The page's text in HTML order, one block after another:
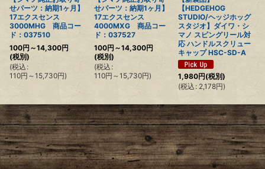
せパーツ：納期1ヶ月】
17エクスセンス
3000MHG 商品コー
ド：037510
100円 ～14,300円
(税別)
(税込 :
110円 ～15,730円)
せパーツ：納期1ヶ月】
17エクスセンス
4000MXG 商品コー
ド：037527
100円 ～14,300円
(税別)
(税込 :
110円 ～15,730円)
【HEDGEHOG
STUDIO/ヘッジホッグ
スタジオ】ダイワ・シ
マノ スピングリール対
応 ハンドルスクリュー
キャップ HSC-SD-A
1,980円(税別)
(税込 : 2,178円)